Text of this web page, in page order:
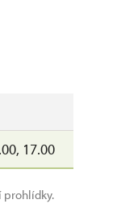
17.00
prohlídky.